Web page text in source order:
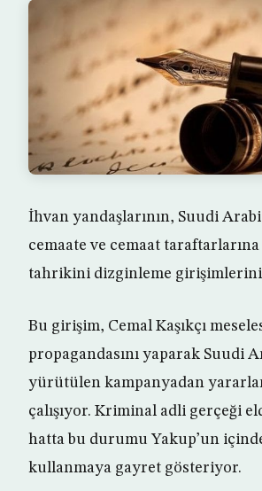
İhvan yandaşlarının, Suudi
cemaate ve cemaat
tahrikini dizginleme
Bu girişim, Cemal Kaşıkçı
propagandasını yaparak Suudi
yürütülen kampanyadan
çalışıyor. Kriminal adli gerçeği
hatta bu durumu Yakup’un
kullanmaya gayret gösteriyor.